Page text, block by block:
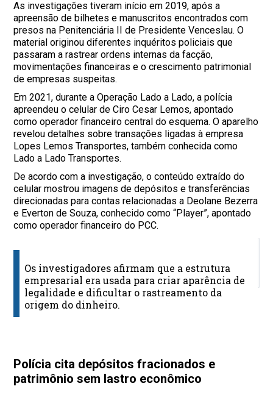
As investigações tiveram início em 2019, após a
apreensão de bilhetes e manuscritos encontrados com
presos na Penitenciária II de Presidente Venceslau. O
material originou diferentes inquéritos policiais que
passaram a rastrear ordens internas da facção,
movimentações financeiras e o crescimento patrimonial
de empresas suspeitas.
Em 2021, durante a Operação Lado a Lado, a polícia
apreendeu o celular de Ciro Cesar Lemos, apontado
como operador financeiro central do esquema. O aparelho
revelou detalhes sobre transações ligadas à empresa
Lopes Lemos Transportes, também conhecida como
Lado a Lado Transportes.
De acordo com a investigação, o conteúdo extraído do
celular mostrou imagens de depósitos e transferências
direcionadas para contas relacionadas a Deolane Bezerra
e Everton de Souza, conhecido como “Player”, apontado
como operador financeiro do PCC.
Os investigadores afirmam que a estrutura
empresarial era usada para criar aparência de
legalidade e dificultar o rastreamento da
origem do dinheiro.
Polícia cita depósitos fracionados e
patrimônio sem lastro econômico